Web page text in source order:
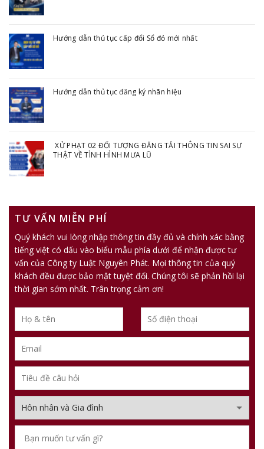
Hướng dẫn thủ tục cấp đổi Sổ đỏ mới nhất
Hướng dẫn thủ tục đăng ký nhãn hiệu
XỬ PHẠT 02 ĐỐI TƯỢNG ĐĂNG TẢI THÔNG TIN SAI SỰ
THẬT VỀ TÌNH HÌNH MƯA LŨ
TƯ VẤN MIỄN PHÍ
Quý khách vui lòng nhập thông tin đầy đủ và chính xác bằng
tiếng việt có dấu vào biểu mẫu phía dưới để nhận được tư
vấn của Công ty Luật Nguyên Phát. Mọi thông tin của quý
khách đều được bảo mật tuyệt đối. Chúng tôi sẽ phản hồi lại
thời gian sớm nhất. Trân trọng cảm ơn!